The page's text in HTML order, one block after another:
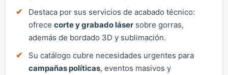
Destaca por sus servicios de acabado técnico:
ofrece corte y grabado láser sobre gorras,
además de bordado 3D y sublimación.
Su catálogo cubre necesidades urgentes para
campañas políticas, eventos masivos y